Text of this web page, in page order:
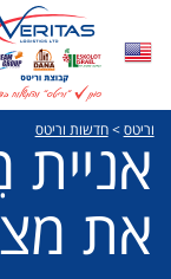
וריטס>חדשות וריטס
את